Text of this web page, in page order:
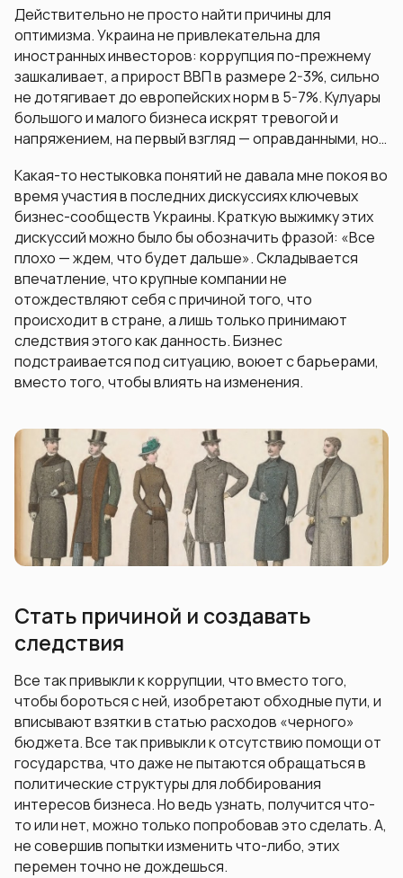
Действительно не просто найти причины для
оптимизма. Украина не привлекательна для
иностранных инвесторов: коррупция по-прежнему
зашкаливает, а прирост ВВП в размере 2-3%, сильно
не дотягивает до европейских норм в 5-7%. Кулуары
большого и малого бизнеса искрят тревогой и
напряжением, на первый взгляд — оправданными, но…
Какая-то нестыковка понятий не давала мне покоя во
время участия в последних дискуссиях ключевых
бизнес-сообществ Украины. Краткую выжимку этих
дискуссий можно было бы обозначить фразой: «Все
плохо — ждем, что будет дальше». Складывается
впечатление, что крупные компании не
отождествляют себя с причиной того, что
происходит в стране, а лишь только принимают
следствия этого как данность. Бизнес
подстраивается под ситуацию, воюет с барьерами,
вместо того, чтобы влиять на изменения.
Стать причиной и создавать
следствия
Все так привыкли к коррупции, что вместо того,
чтобы бороться с ней, изобретают обходные пути, и
вписывают взятки в статью расходов «черного»
бюджета. Все так привыкли к отсутствию помощи от
государства, что даже не пытаются обращаться в
политические структуры для лоббирования
интересов бизнеса. Но ведь узнать, получится что-
то или нет, можно только попробовав это сделать. А,
не совершив попытки изменить что-либо, этих
перемен точно не дождешься.